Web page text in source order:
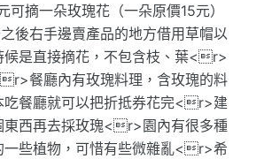
摘一朵玫瑰花（一朵原價15元）
後右手邊賣產品的地方借用草帽以
候是直接摘花，不包含枝、葉<r>
餐廳內有玫瑰料理，含玫瑰的料
吃餐廳就可以把折抵券花完<r>建
東西再去採玫瑰<r>園內有很多種
一些植物，可惜有些微雜亂<r>希